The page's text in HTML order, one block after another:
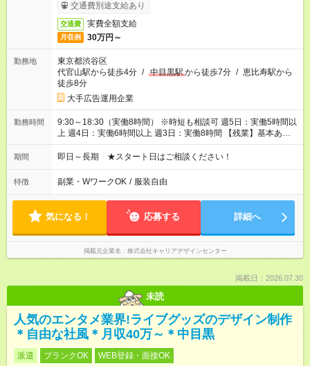
交通費別途支給あり
交通費 実費全額支給
月収例 30万円～
勤務地
東京都渋谷区
代官山駅から徒歩4分 / 中目黒駅から徒歩7分 / 恵比寿駅から
徒歩8分
大手広告運用企業
勤務時間
9:30～18:30（実働8時間） ※時短も相談可 週5日：実働5時間以
上 週4日：実働6時間以上 週3日：実働8時間 【残業】基本あり
ません
期間 即日～長期 ★スタート日はご相談ください！
特徴 副業・WワークOK / 服装自由
気になる！ 応募する 詳細へ
掲載元企業名 株式会社キャリアデザインセンター
掲載日：2026.07.30
未読
人気のエンタメ業界!ライブグッズのデザイン制作
＊自由な社風＊月収40万～＊中目黒
派遣 ブランクOK WEB登録・面接OK